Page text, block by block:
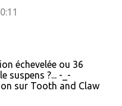
échevelée ou 36
suspens ?... -_-
sur Tooth and Claw